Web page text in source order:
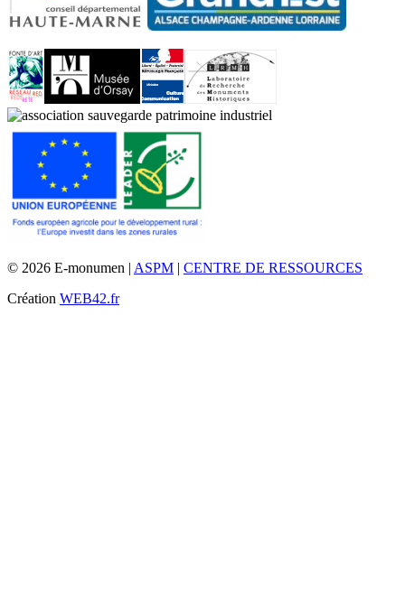
© 2026 E-monumen | ASPM | CENTRE DE RESSOURCES
Création WEB42.fr